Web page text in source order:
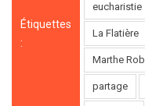
Étiquettes
:
eucharistie
La Flatière
Marthe
partage